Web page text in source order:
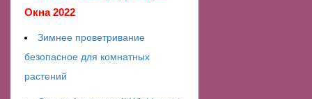
Окна 2022
Зимнее проветривание
безопасное для комнатных
растений